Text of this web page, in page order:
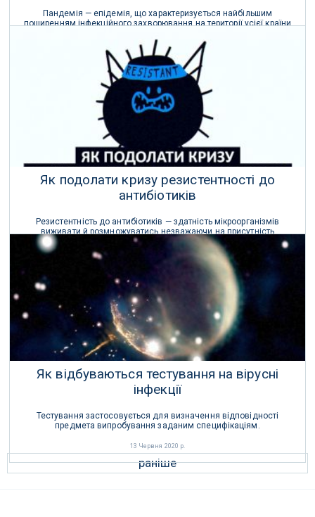
Пандемія — епідемія, що характеризується найбільшим
поширенням інфекційного захворювання на території усієї країни
16 Серпня 2020 р.
Як подолати кризу резистентності до
антибіотиків
Резистентність до антибіотиків — здатність мікроорганізмів
виживати й розмножуватись незважаючи на присутність
антибіотиків.
Як відбуваються тестування на вірусні
інфекції
Тестування застосовується для визначення відповідності
предмета випробування заданим специфікаціям.
13 Червня 2020 р.
раніше